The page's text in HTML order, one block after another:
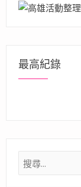
最高紀錄
搜
尋